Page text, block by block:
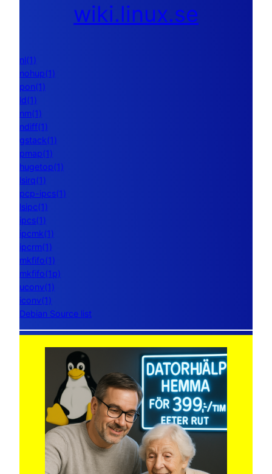
wiki.linux.se
nl(1)
nohup(1)
pon(1)
ld(1)
nm(1)
ndiff(1)
gstack(1)
pmap(1)
hugetop(1)
lsirq(1)
pcp-ipcs(1)
lsipc(1)
ipcs(1)
ipcmk(1)
ipcrm(1)
mkfifo(1)
mkfifo(1p)
uconv(1)
iconv(1)
Debian Source list